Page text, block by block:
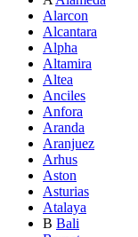
Alarcon
Alcantara
Alpha
Altamira
Altea
Anciles
Anfora
Aranda
Aranjuez
Arhus
Aston
Asturias
Atalaya
B Bali